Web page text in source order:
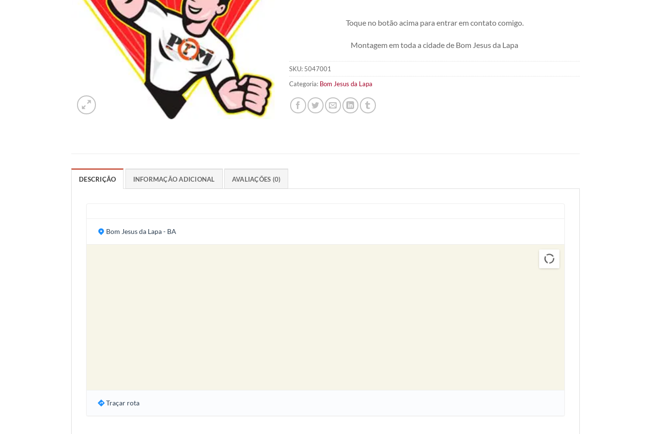
Toque no botão acima para entrar em contato comigo.
Montagem em toda a cidade de Bom Jesus da Lapa
SKU: 5047001
Categoria: Bom Jesus da Lapa
DESCRIÇÃO INFORMAÇÃO ADICIONAL AVALIAÇÕES (0)
Bom Jesus da Lapa - BA
Traçar rota